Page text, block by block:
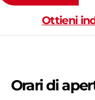
Ottieni
Orari di